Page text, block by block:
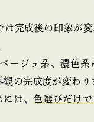
完成後の印象が変
ージュ系、濃色
の完成度が変わり
は、 色選びだけ